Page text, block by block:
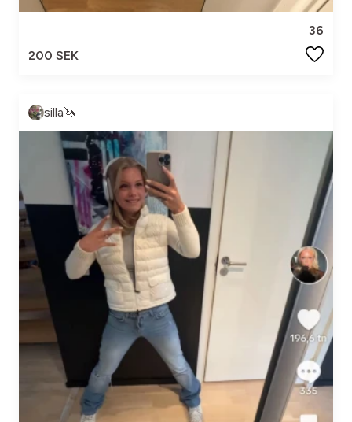
36
200 SEK
silla🦄